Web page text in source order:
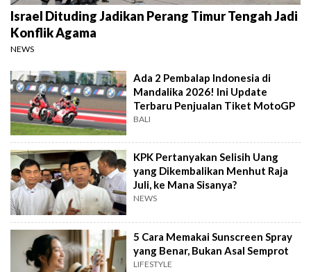
Israel Dituding Jadikan Perang Timur Tengah Jadi
Konflik Agama
NEWS
Ada 2 Pembalap Indonesia di
Mandalika 2026! Ini Update
Terbaru Penjualan Tiket MotoGP
BALI
KPK Pertanyakan Selisih Uang
yang Dikembalikan Menhut Raja
Juli, ke Mana Sisanya?
NEWS
5 Cara Memakai Sunscreen Spray
yang Benar, Bukan Asal Semprot
LIFESTYLE